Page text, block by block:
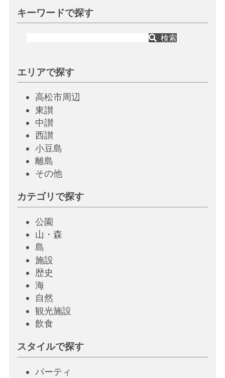
キーワードで探す
検索
エリアで探す
高松市周辺
東讃
中讃
西讃
小豆島
離島
その他
カテゴリで探す
公園
山・森
島
施設
歴史
海
自然
観光施設
飲食
スタイルで探す
パーティ